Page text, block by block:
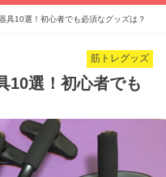
具10選！初心者でも必須なグッズは？
筋トレグッズ
10選！初心者でも